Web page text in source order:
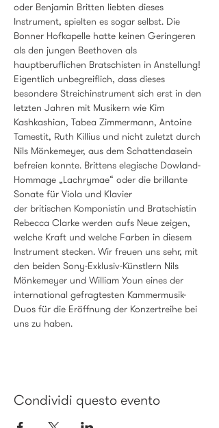
oder Benjamin Britten liebten dieses
Instrument, spielten es sogar selbst. Die
Bonner Hofkapelle hatte keinen Geringeren
als den jungen Beethoven als
hauptberuflichen Bratschisten in Anstellung!
Eigentlich unbegreiflich, dass dieses
besondere Streichinstrument sich erst in den
letzten Jahren mit Musikern wie Kim
Kashkashian, Tabea Zimmermann, Antoine
Tamestit, Ruth Killius und nicht zuletzt durch
Nils Mönkemeyer, aus dem Schattendasein
befreien konnte. Brittens elegische Dowland-
Hommage „Lachrymae“ oder die brillante
Sonate für Viola und Klavier
der britischen Komponistin und Bratschistin
Rebecca Clarke werden aufs Neue zeigen,
welche Kraft und welche Farben in diesem
Instrument stecken. Wir freuen uns sehr, mit
den beiden Sony-Exklusiv-Künstlern Nils
Mönkemeyer und William Youn eines der
international gefragtesten Kammermusik-
Duos für die Eröffnung der Konzertreihe bei
uns zu haben.
Condividi questo evento